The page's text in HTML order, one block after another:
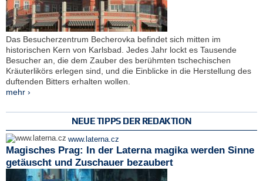
Das Besucherzentrum Becherovka befindet sich mitten im
historischen Kern von Karlsbad. Jedes Jahr lockt es Tausende
Besucher an, die dem Zauber des berühmten tschechischen
Kräuterlikörs erlegen sind, und die Einblicke in die Herstellung des
duftenden Bitters erhalten wollen.
mehr ›
NEUE TIPPS DER REDAKTION
www.laterna.cz
Magisches Prag: In der Laterna magika werden Sinne
getäuscht und Zuschauer bezaubert